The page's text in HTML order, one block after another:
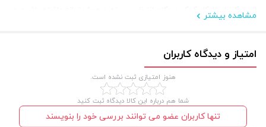
لاستیکی استادکار کمک می‌کند انتخابی بهینه و هوشمندانه داشته باشید. در
مهم در قیمت و خرید این محصول می‌پردازیم تا بتوانید با دید باز و اطلاعات
کامل، بهترین تصمیم را برای خرید تجهیزات ایمنی خود بگیرید.
مشاهده بیشتر
امتیاز و دیدگاه کاربران
هنوز امتیازی ثبت نشده است.
شما هم درباره این کالا دیدگاه ثبت کنید
تنها کاربران عضو می توانند بررسی خود را بنویسند